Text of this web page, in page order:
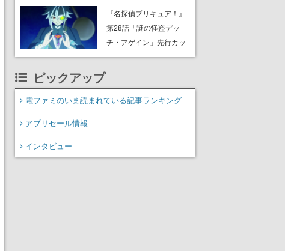
8月8日Steamでリリー
ス。時に忘れ去られた世
界の古代洞窟を舞台に、4
『名探偵プリキュア！』
第28話「謎の怪盗デッ
チ・アゲイン」先行カッ
ト解禁。泣きぼくろにモ
ピックアップ
電ファミのいま読まれている記事ランキング
アプリセール情報
インタビュー